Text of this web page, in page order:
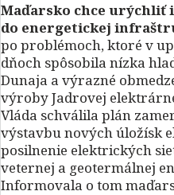
Maďarsko chce urýchliť
do energetickej
po problémoch, ktoré v
dňoch spôsobila nízka
Dunaja a výrazné
výroby Jadrovej
Vláda schválila plán
výstavbu nových úložísk
posilnenie elektrických
veternej a geotermálnej
Informovala o tom